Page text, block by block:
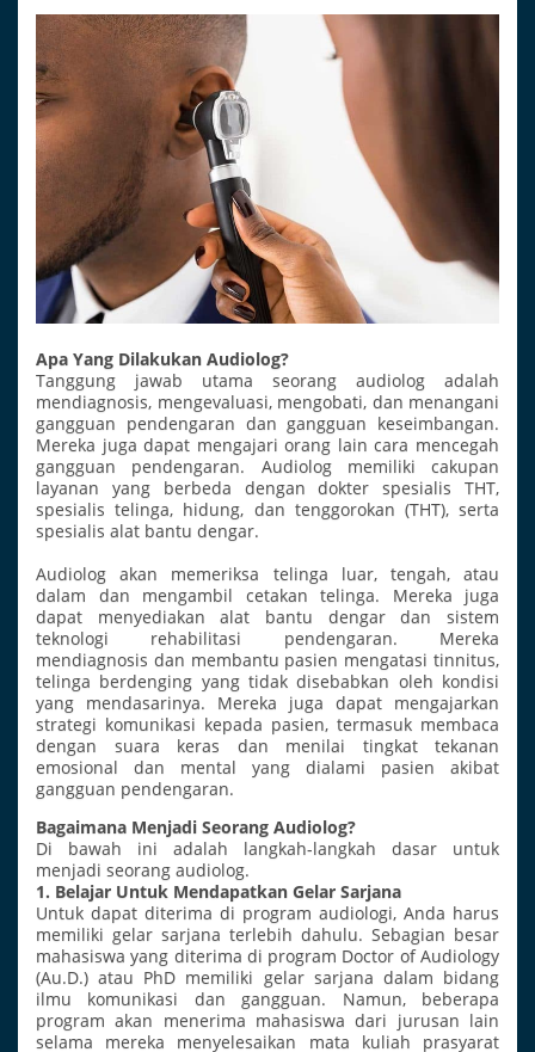
Apa Yang Dilakukan Audiolog?
Tanggung jawab utama seorang audiolog adalah
mendiagnosis, mengevaluasi, mengobati, dan menangani
gangguan pendengaran dan gangguan keseimbangan.
Mereka juga dapat mengajari orang lain cara mencegah
gangguan pendengaran. Audiolog memiliki cakupan
layanan yang berbeda dengan dokter spesialis THT,
spesialis telinga, hidung, dan tenggorokan (THT), serta
spesialis alat bantu dengar.
Audiolog akan memeriksa telinga luar, tengah, atau
dalam dan mengambil cetakan telinga. Mereka juga
dapat menyediakan alat bantu dengar dan sistem
teknologi rehabilitasi pendengaran. Mereka
mendiagnosis dan membantu pasien mengatasi tinnitus,
telinga berdenging yang tidak disebabkan oleh kondisi
yang mendasarinya. Mereka juga dapat mengajarkan
strategi komunikasi kepada pasien, termasuk membaca
dengan suara keras dan menilai tingkat tekanan
emosional dan mental yang dialami pasien akibat
gangguan pendengaran.
Bagaimana Menjadi Seorang Audiolog?
Di bawah ini adalah langkah-langkah dasar untuk
menjadi seorang audiolog.
1. Belajar Untuk Mendapatkan Gelar Sarjana
Untuk dapat diterima di program audiologi, Anda harus
memiliki gelar sarjana terlebih dahulu. Sebagian besar
mahasiswa yang diterima di program Doctor of Audiology
(Au.D.) atau PhD memiliki gelar sarjana dalam bidang
ilmu komunikasi dan gangguan. Namun, beberapa
program akan menerima mahasiswa dari jurusan lain
selama mereka menyelesaikan mata kuliah prasyarat